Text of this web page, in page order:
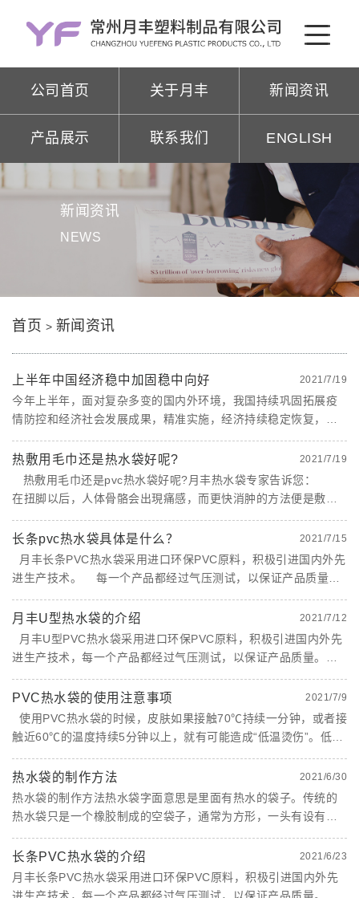
公司首页 关于月丰 新闻资讯
产品展示 联系我们 ENGLISH
新闻资讯
NEWS
首页 > 新闻资讯
上半年中国经济稳中加固稳中向好 2021/7/19
今年上半年，面对复杂多变的国内外环境，我国持续巩固拓展疫
情防控和经济社会发展成果，精准实施，经济持续稳定恢复，呈
现出稳中加固、稳中向好态势，彰显中国经济的强大韧性和旺盛
活力。受基数抬升影响，上半年我国GDP同比增长12.7%，比一
季度回落5......
热敷用毛巾还是热水袋好呢? 2021/7/19
热敷用毛巾还是pvc热水袋好呢?月丰热水袋专家告诉您：
在扭脚以后，人体骨骼会出現痛感，而更快消肿的方法便是敷
热，可是敷热的方式有很多种多样，可以用毛巾，还可以用热水
袋。要依据不一样的状况，采用不一样的方式。热毛......
长条pvc热水袋具体是什么？ 2021/7/15
月丰长条PVC热水袋采用进口环保PVC原料，积极引进国内外先
进生产技术。 每一个产品都经过气压测试，以保证产品质量。
保温持久，防爆防压，滴水不漏，双面温感，造型新颖，色彩艳
丽，散热均匀，提供......
月丰U型热水袋的介绍 2021/7/12
月丰U型PVC热水袋采用进口环保PVC原料，积极引进国内外先
进生产技术，每一个产品都经过气压测试，以保证产品质量。保
温持久，防爆防压，滴水不漏，双面温感，造型新颖，色彩艳
丽，散热均匀，提供舒适的温度，耐高温，热敷冷敷都可以，
冷......
PVC热水袋的使用注意事项 2021/7/9
使用PVC热水袋的时候，皮肤如果接触70℃持续一分钟，或者接
触近60℃的温度持续5分钟以上，就有可能造成“低温烫伤”。低温
烫伤与热水袋散热效率有关，所以PVC材质的品质决定一切。 常
州月丰塑料制品有限公司自有品牌有......
热水袋的制作方法 2021/6/30
热水袋的制作方法热水袋字面意思是里面有热水的袋子。传统的
热水袋只是一个橡胶制成的空袋子，通常为方形，一头有设有热
水出入口，以塞子封口，多为螺旋式的塞子。其使用方式以灌入
热水来起到取暖的作用。现在这种传统热水袋渐渐被贮水式的电
热水袋和电热饼所......
长条PVC热水袋的介绍 2021/6/23
月丰长条PVC热水袋采用进口环保PVC原料，积极引进国内外先